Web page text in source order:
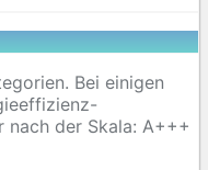
Bei einigen
nach der Skala: A+++